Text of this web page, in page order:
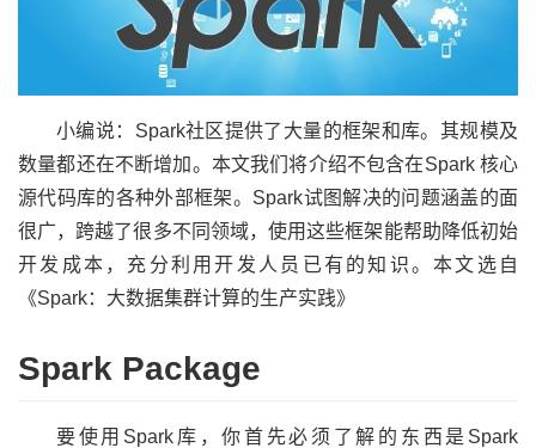
小编说：Spark社区提供了大量的框架和库。其规模及
数量都还在不断增加。本文我们将介绍不包含在Spark 核心
源代码库的各种外部框架。Spark试图解决的问题涵盖的面
很广，跨越了很多不同领域，使用这些框架能帮助降低初始
开发成本，充分利用开发人员已有的知识。本文选自
《Spark：大数据集群计算的生产实践》
Spark Package
要使用Spark库，你首先必须了解的东西是Spark